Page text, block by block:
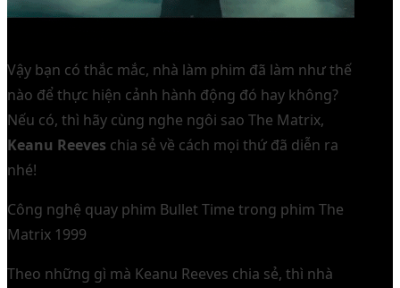
Vậy bạn có thắc mắc, nhà làm phim đã làm như thế
nào để thực hiện cảnh hành động đó hay không?
Nếu có, thì hãy cùng nghe ngôi sao The Matrix,
Keanu Reeves chia sẻ về cách mọi thứ đã diễn ra
nhé!
Công nghệ quay phim Bullet Time trong phim The
Matrix 1999
Theo những gì mà Keanu Reeves chia sẻ, thì nhà